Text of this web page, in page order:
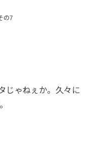
の7
じゃねぇか。久々に